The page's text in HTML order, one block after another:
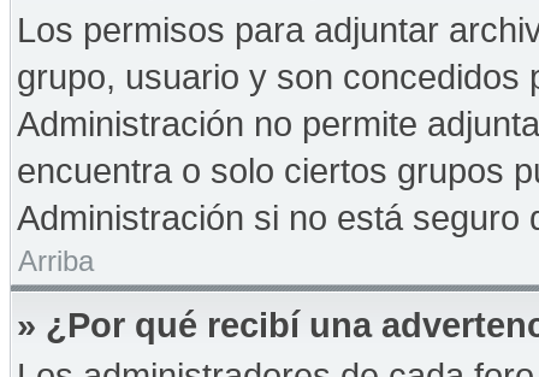
Los permisos para adjuntar
grupo, usuario y son concedidos
Administración no permite
encuentra o solo ciertos grupos
Administración si no está seguro
Arriba
» ¿Por qué recibí una